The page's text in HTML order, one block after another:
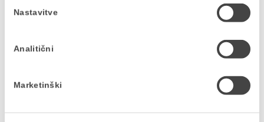
Nastavitve
Analitični
Marketinški
uspešno in nemoteno opravlja delo od doma.